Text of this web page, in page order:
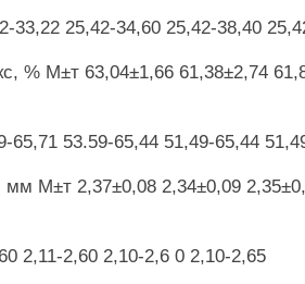
33,22 25,42-34,60 25,42-38,40
% М±т 63,04±1,66 61,38±2,74
65,71 53.59-65,44 51,49-65,44
мм М±т 2,37±0,08 2,34±0,09
2,11-2,60 2,10-2,6 0 2,10-2,65